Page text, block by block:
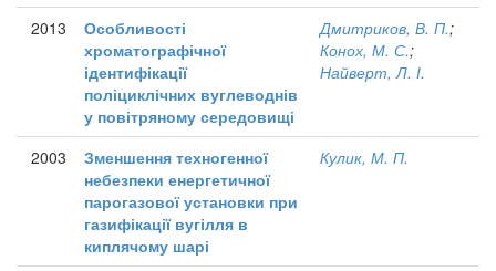
2013
Особливості
хроматографічної
ідентифікації
поліциклічних вуглеводнів
у повітряному середовищі
Дмитриков, В. П.;
Конох, М. С.;
Найверт, Л. І.
2003
Зменшення техногенної
небезпеки енергетичної
парогазової установки при
газифікації вугілля в
киплячому шарі
Кулик, М. П.